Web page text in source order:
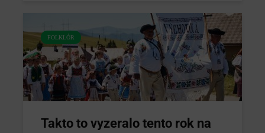
FOLKLÓR
Takto to vyzeralo tento rok na